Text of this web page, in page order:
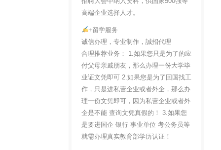
高端企业选择人才。
+留学服务
诚信办理，专业制作，誠招代理
合理推荐业务： 1.如果您只是为了的应
付父母亲戚朋友，那么办理一份大学毕
业证文凭即可 2.如果您是为了回国找工
作，只是进私营企业或者外企，那么办
理一份文凭即可，因为私营企业或者外
企是不能 查询文凭真假的！ 3.如果您
是要进国企 银行 事业单位 考公务员等
就需办理真实教育部学历认证！